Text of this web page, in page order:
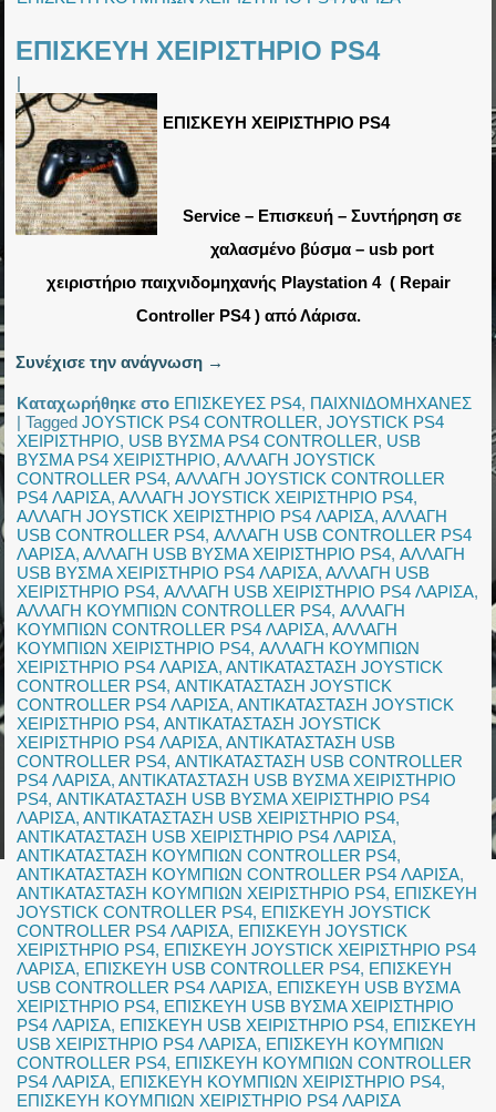
ΕΠΙΣΚΕΥΗ ΧΕΙΡΙΣΤΗΡΙΟ PS4
|
ΕΠΙΣΚΕΥΗ ΧΕΙΡΙΣΤΗΡΙΟ PS4
Service – Επισκευή – Συντήρηση σε
χαλασμένο βύσμα – usb port
χειριστήριο παιχνιδομηχανής Playstation 4 ( Repair
Controller PS4 ) από Λάρισα.
Συνέχισε την ανάγνωση →
Καταχωρήθηκε στο ΕΠΙΣΚΕΥΕΣ PS4, ΠΑΙΧΝΙΔΟΜΗΧΑΝΕΣ
|Tagged JOYSTICK PS4 CONTROLLER,JOYSTICK PS4
ΧΕΙΡΙΣΤΗΡΙΟ, USB ΒΥΣΜΑ PS4 CONTROLLER, USB
ΒΥΣΜΑ PS4 ΧΕΙΡΙΣΤΗΡΙΟ,ΑΛΛΑΓΗ JOYSTICK
CONTROLLER PS4,ΑΛΛΑΓΗ JOYSTICK CONTROLLER
PS4 ΛΑΡΙΣΑ,ΑΛΛΑΓΗ JOYSTICK ΧΕΙΡΙΣΤΗΡΙΟ PS4,
ΑΛΛΑΓΗ JOYSTICK ΧΕΙΡΙΣΤΗΡΙΟ PS4 ΛΑΡΙΣΑ,ΑΛΛΑΓΗ
USB CONTROLLER PS4,ΑΛΛΑΓΗ USB CONTROLLER PS4
ΛΑΡΙΣΑ,ΑΛΛΑΓΗ USB ΒΥΣΜΑ ΧΕΙΡΙΣΤΗΡΙΟ PS4,ΑΛΛΑΓΗ
USB ΒΥΣΜΑ ΧΕΙΡΙΣΤΗΡΙΟ PS4 ΛΑΡΙΣΑ,ΑΛΛΑΓΗ USB
ΧΕΙΡΙΣΤΗΡΙΟ PS4,ΑΛΛΑΓΗ USB ΧΕΙΡΙΣΤΗΡΙΟ PS4 ΛΑΡΙΣΑ,
ΑΛΛΑΓΗ ΚΟΥΜΠΙΩΝ CONTROLLER PS4,ΑΛΛΑΓΗ
ΚΟΥΜΠΙΩΝ CONTROLLER PS4 ΛΑΡΙΣΑ,ΑΛΛΑΓΗ
ΚΟΥΜΠΙΩΝ ΧΕΙΡΙΣΤΗΡΙΟ PS4,ΑΛΛΑΓΗ ΚΟΥΜΠΙΩΝ
ΧΕΙΡΙΣΤΗΡΙΟ PS4 ΛΑΡΙΣΑ,ΑΝΤΙΚΑΤΑΣΤΑΣΗ JOYSTICK
CONTROLLER PS4,ΑΝΤΙΚΑΤΑΣΤΑΣΗ JOYSTICK
CONTROLLER PS4 ΛΑΡΙΣΑ,ΑΝΤΙΚΑΤΑΣΤΑΣΗ JOYSTICK
ΧΕΙΡΙΣΤΗΡΙΟ PS4,ΑΝΤΙΚΑΤΑΣΤΑΣΗ JOYSTICK
ΧΕΙΡΙΣΤΗΡΙΟ PS4 ΛΑΡΙΣΑ,ΑΝΤΙΚΑΤΑΣΤΑΣΗ USB
CONTROLLER PS4,ΑΝΤΙΚΑΤΑΣΤΑΣΗ USB CONTROLLER
PS4 ΛΑΡΙΣΑ,ΑΝΤΙΚΑΤΑΣΤΑΣΗ USB ΒΥΣΜΑ ΧΕΙΡΙΣΤΗΡΙΟ
PS4,ΑΝΤΙΚΑΤΑΣΤΑΣΗ USB ΒΥΣΜΑ ΧΕΙΡΙΣΤΗΡΙΟ PS4
ΛΑΡΙΣΑ,ΑΝΤΙΚΑΤΑΣΤΑΣΗ USB ΧΕΙΡΙΣΤΗΡΙΟ PS4,
ΑΝΤΙΚΑΤΑΣΤΑΣΗ USB ΧΕΙΡΙΣΤΗΡΙΟ PS4 ΛΑΡΙΣΑ,
ΑΝΤΙΚΑΤΑΣΤΑΣΗ ΚΟΥΜΠΙΩΝ CONTROLLER PS4,
ΑΝΤΙΚΑΤΑΣΤΑΣΗ ΚΟΥΜΠΙΩΝ CONTROLLER PS4 ΛΑΡΙΣΑ,
ΑΝΤΙΚΑΤΑΣΤΑΣΗ ΚΟΥΜΠΙΩΝ ΧΕΙΡΙΣΤΗΡΙΟ PS4, ΕΠΙΣΚΕΥΗ
JOYSTICK CONTROLLER PS4, ΕΠΙΣΚΕΥΗ JOYSTICK
CONTROLLER PS4 ΛΑΡΙΣΑ, ΕΠΙΣΚΕΥΗ JOYSTICK
ΧΕΙΡΙΣΤΗΡΙΟ PS4, ΕΠΙΣΚΕΥΗ JOYSTICK ΧΕΙΡΙΣΤΗΡΙΟ PS4
ΛΑΡΙΣΑ, ΕΠΙΣΚΕΥΗ USB CONTROLLER PS4, ΕΠΙΣΚΕΥΗ
USB CONTROLLER PS4 ΛΑΡΙΣΑ, ΕΠΙΣΚΕΥΗ USB ΒΥΣΜΑ
ΧΕΙΡΙΣΤΗΡΙΟ PS4, ΕΠΙΣΚΕΥΗ USB ΒΥΣΜΑ ΧΕΙΡΙΣΤΗΡΙΟ
PS4 ΛΑΡΙΣΑ, ΕΠΙΣΚΕΥΗ USB ΧΕΙΡΙΣΤΗΡΙΟ PS4, ΕΠΙΣΚΕΥΗ
USB ΧΕΙΡΙΣΤΗΡΙΟ PS4 ΛΑΡΙΣΑ, ΕΠΙΣΚΕΥΗ ΚΟΥΜΠΙΩΝ
CONTROLLER PS4, ΕΠΙΣΚΕΥΗ ΚΟΥΜΠΙΩΝ CONTROLLER
PS4 ΛΑΡΙΣΑ, ΕΠΙΣΚΕΥΗ ΚΟΥΜΠΙΩΝ ΧΕΙΡΙΣΤΗΡΙΟ PS4,
ΕΠΙΣΚΕΥΗ ΚΟΥΜΠΙΩΝ ΧΕΙΡΙΣΤΗΡΙΟ PS4 ΛΑΡΙΣΑ